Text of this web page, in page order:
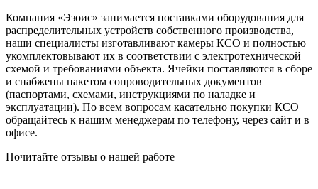
Компания «Эзоис» занимается поставками оборудования для
распределительных устройств собственного производства,
наши специалисты изготавливают камеры КСО и полностью
укомплектовывают их в соответствии с электротехнической
схемой и требованиями объекта. Ячейки поставляются в сборе
и снабжены пакетом сопроводительных документов
(паспортами, схемами, инструкциями по наладке и
эксплуатации). По всем вопросам касательно покупки КСО
обращайтесь к нашим менеджерам по телефону, через сайт и в
офисе.
Почитайте отзывы о нашей работе